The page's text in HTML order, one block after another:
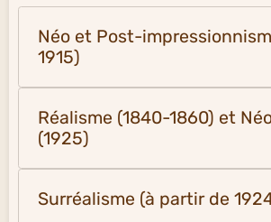
Néo et Post-
1915)
Réalisme (1840-1860) et
(1925)
Surréalisme (à partir de